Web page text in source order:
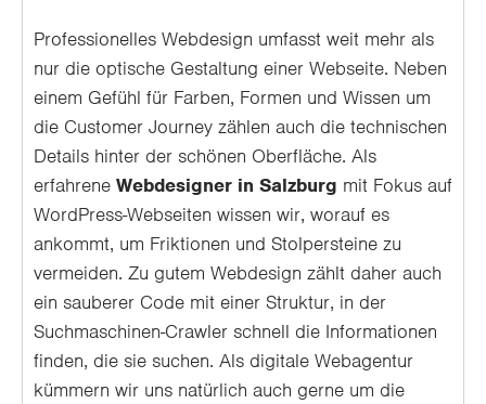
Professionelles Webdesign umfasst weit mehr als
nur die optische Gestaltung einer Webseite. Neben
einem Gefühl für Farben, Formen und Wissen um
die Customer Journey zählen auch die technischen
Details hinter der schönen Oberfläche. Als
erfahrene Webdesigner in Salzburg mit Fokus auf
WordPress-Webseiten wissen wir, worauf es
ankommt, um Friktionen und Stolpersteine zu
vermeiden. Zu gutem Webdesign zählt daher auch
ein sauberer Code mit einer Struktur, in der
Suchmaschinen-Crawler schnell die Informationen
finden, die sie suchen. Als digitale Webagentur
kümmern wir uns natürlich auch gerne um die